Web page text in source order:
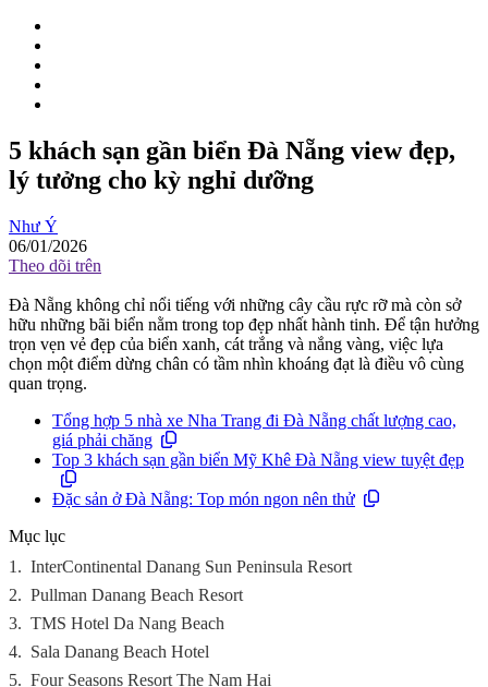
5 khách sạn gần biển Đà Nẵng view đẹp,
lý tưởng cho kỳ nghỉ dưỡng
Như Ý
06/01/2026
Theo dõi trên
Đà Nẵng không chỉ nổi tiếng với những cây cầu rực rỡ mà còn sở
hữu những bãi biển nằm trong top đẹp nhất hành tinh. Để tận hưởng
trọn vẹn vẻ đẹp của biển xanh, cát trắng và nắng vàng, việc lựa
chọn một điểm dừng chân có tầm nhìn khoáng đạt là điều vô cùng
quan trọng.
Tổng hợp 5 nhà xe Nha Trang đi Đà Nẵng chất lượng cao,
giá phải chăng
Top 3 khách sạn gần biển Mỹ Khê Đà Nẵng view tuyệt đẹp
Đặc sản ở Đà Nẵng: Top món ngon nên thử
Mục lục
1. InterContinental Danang Sun Peninsula Resort
2. Pullman Danang Beach Resort
3. TMS Hotel Da Nang Beach
4. Sala Danang Beach Hotel
5. Four Seasons Resort The Nam Hai